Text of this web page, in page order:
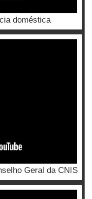
doméstica
Geral da CNIS